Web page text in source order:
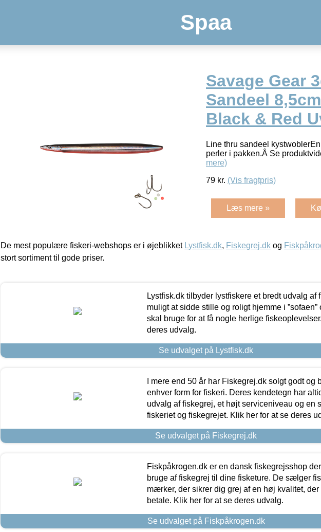
Spaa
Savage Gear
Sandeel
Black & Red
Line thru sandeel
perler i pakken.Â Se
mere)
79 kr. (Vis fragtpris)
Læs mere »
De mest populære fiskeri-webshops er i øjeblikket Lystfisk.dk, Fiskegrej.dk og
stort sortiment til gode priser.
Lystfisk.dk tilbyder lystfiskere et bredt udvalg
muligt at sidde stille og roligt hjemme i
skal bruge for at få nogle herlige
deres udvalg.
Se udvalget på Lystfisk.dk
I mere end 50 år har Fiskegrej.dk solgt godt og
enhver form for fiskeri. Deres kendetegn har
udvalg af fiskegrej, et højt serviceniveau og en
fiskeriet og fiskegrejet. Klik her for at se deres
Se udvalget på Fiskegrej.dk
Fiskpåkrogen.dk er en dansk fiskegrejsshop
bruge af fiskegrej til dine fisketure. De sælger
mærker, der sikrer dig grej af en høj kvalitet, der
betale. Klik her for at se deres udvalg.
Se udvalget på Fiskpåkrogen.dk